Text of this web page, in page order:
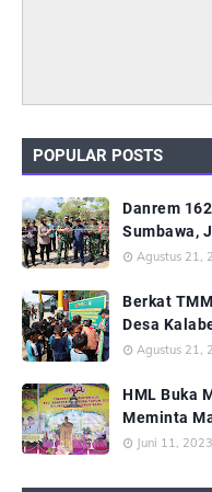
POPULAR POSTS
Danrem
Sumbawa,
Agustus 21,
Berkat
Desa
Agustus 21,
HML Buka
Meminta
Juni 11, 2023